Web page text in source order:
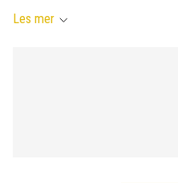
Les mer